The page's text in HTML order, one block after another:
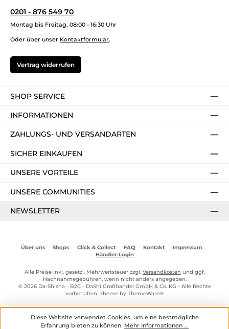
0201 - 876 549 70
Montag bis Freitag, 08:00 - 16:30 Uhr
Oder über unser Kontaktformular.
Vertrag widerrufen
SHOP SERVICE
INFORMATIONEN
ZAHLUNGS- UND VERSANDARTEN
SICHER EINKAUFEN
UNSERE VORTEILE
UNSERE COMMUNITIES
NEWSLETTER
Über uns Shops Click & Collect FAQ Kontakt
Impressum
Händler-Login
Alle Preise inkl. gesetzl. Mehrwertsteuer zzgl. Versandkosten und ggf.
Nachnahmegebühren, wenn nicht anders angegeben.
© 2026 Da-Shisha - B2C - DaShi Großhandel GmbH & Co. KG - Alle Rechte
vorbehalten. Theme by ThemeWare®
Diese Website verwendet Cookies, um eine bestmögliche
Erfahrung bieten zu können. Mehr Informationen ...